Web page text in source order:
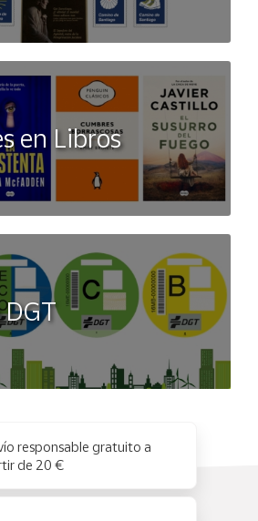
en Libros
responsable gratuito a
de 20 €